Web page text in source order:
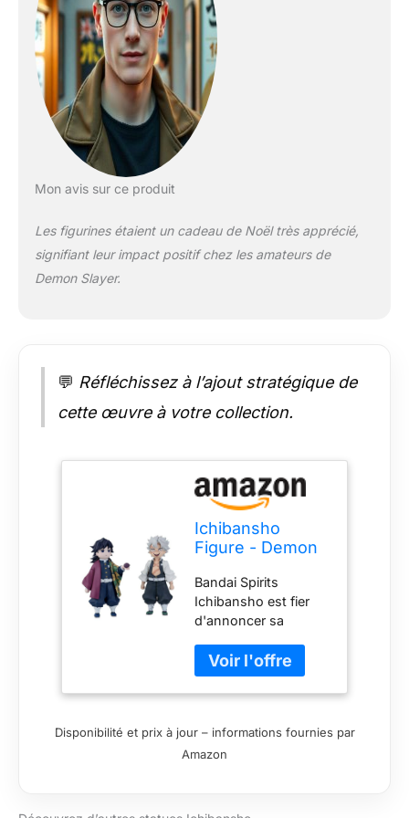
La boîte du produit
aura une étiquette
d'avertissement
Bandai Namco, qui
est la preuve que
vous achetez un
produit sous licence
Mon avis sur ce produit
Les figurines étaient un cadeau de Noël très apprécié,
signifiant leur impact positif chez les amateurs de
Demon Slayer.
💬 Réfléchissez à l’ajout stratégique de
cette œuvre à votre collection.
Ichibansho
Figure - Demon
no Yaiba - Giyu
Tomioka &
Sanemi
Shinazugawa
(Reproduction
Imaginaire)
(héritier) Statue
Bandai Spirits
Ichibansho est fier
d'annoncer sa
Tomioka & Sanemi
Shinazugawa
(reproduction
Mesurant environ 7,1
cm de haut, Giyu &
N'oubliez pas de
Disponibilité et prix à jour – informations fournies par
Amazon